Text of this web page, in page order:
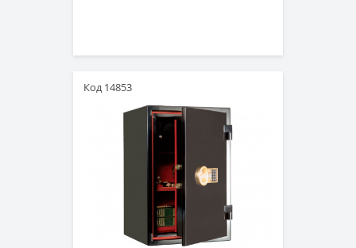
Код 14853